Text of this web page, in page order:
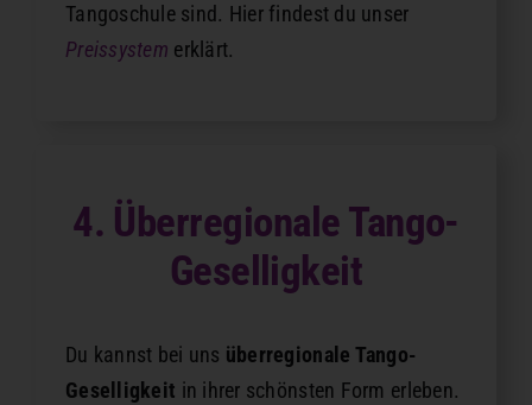
Tangoschule sind. Hier findest du unser
Preissystem erklärt.
4. Überregionale Tango-
Geselligkeit
Du kannst bei uns überregionale Tango-
Geselligkeit in ihrer schönsten Form erleben.